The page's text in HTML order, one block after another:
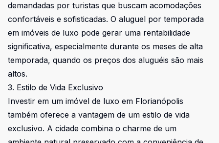
demandadas por turistas que buscam acomodações
confortáveis e sofisticadas. O aluguel por temporada
em imóveis de luxo pode gerar uma rentabilidade
significativa, especialmente durante os meses de alta
temporada, quando os preços dos aluguéis são mais
altos.
3. Estilo de Vida Exclusivo
Investir em um imóvel de luxo em Florianópolis
também oferece a vantagem de um estilo de vida
exclusivo. A cidade combina o charme de um